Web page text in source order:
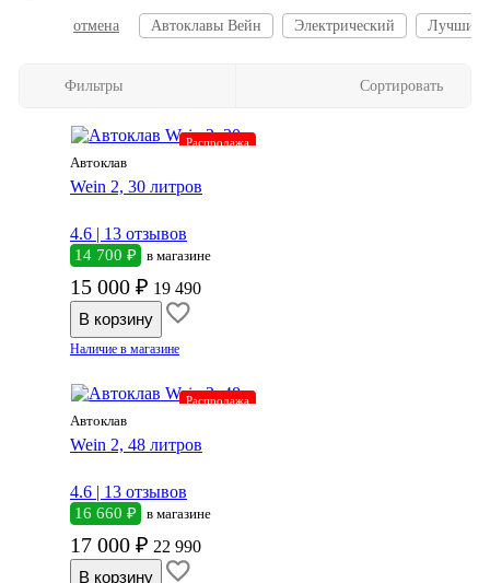
отмена Автоклавы Вейн Электрический Лучшие
Фильтры Сортировать
Распродажа
Автоклав
Wein 2, 30 литров
4.6 | 13 отзывов
14 700 ₽ в магазине
15 000 ₽ 19 490
Наличие в магазине
Распродажа
Автоклав
Wein 2, 48 литров
4.6 | 13 отзывов
16 660 ₽ в магазине
17 000 ₽ 22 990